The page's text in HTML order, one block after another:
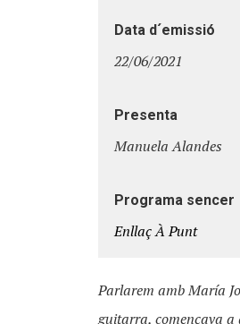
Data d´emissió
22/06/2021
Presenta
Manuela Alandes
Programa sencer
Enllaç À Punt
Parlarem amb María
guitarra, començava a